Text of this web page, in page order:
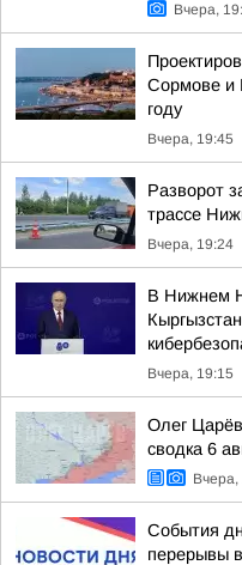
Вчера,
Сормове и
году
Вчера, 19:45
Разворот
трассе
Вчера, 19:24
В Нижнем
Вчера, 19:15
Олег
сводка 6
Вчера,
События
перерывы